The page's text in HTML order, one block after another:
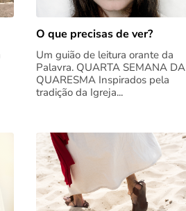
O que precisas de ver?
Um guião de leitura orante da
Palavra. QUARTA SEMANA DA
QUARESMA Inspirados pela
tradição da Igreja...